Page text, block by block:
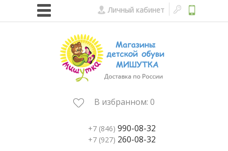
Личный кабинет
В избранном: 0
+7 (846) 990-08-32
+7 (927) 260-08-32